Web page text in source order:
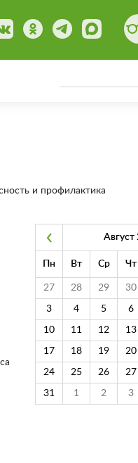
и профилактика
Август
Пн Вт Ср Чт
27 28 29 30
3 4 5 6
10 11 12 13
17 18 19 20
24 25 26 27
31 1 2 3